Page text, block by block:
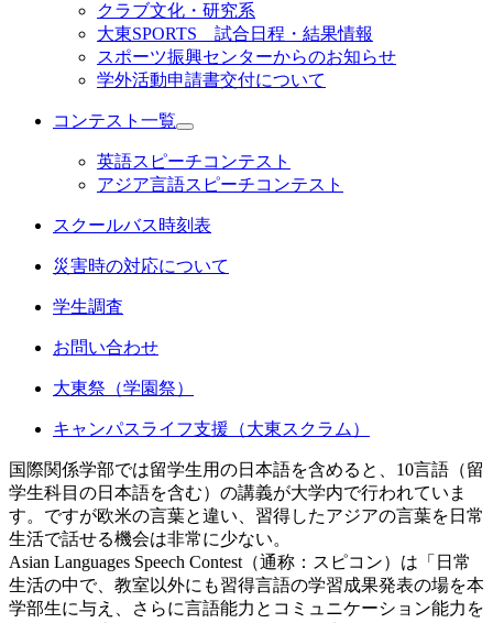
クラブ文化・研究系
大東SPORTS 試合日程・結果情報
スポーツ振興センターからのお知らせ
学外活動申請書交付について
コンテスト一覧
英語スピーチコンテスト
アジア言語スピーチコンテスト
スクールバス時刻表
災害時の対応について
学生調査
お問い合わせ
大東祭（学園祭）
キャンパスライフ支援（大東スクラム）
国際関係学部では留学生用の日本語を含めると、10言語（留
学生科目の日本語を含む）の講義が大学内で行われていま
す。ですが欧米の言葉と違い、習得したアジアの言葉を日常
生活で話せる機会は非常に少ない。
Asian Languages Speech Contest（通称：スピコン）は「日常
生活の中で、教室以外にも習得言語の学習成果発表の場を本
学部生に与え、さらに言語能力とコミュニケーション能力を